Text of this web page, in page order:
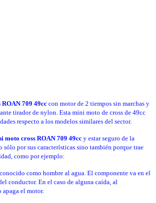
709 49cc con motor de 2 tiempos sin marchas y
tirador de nylon. Esta mini moto de cross de 49cc
respecto a los modelos similares del sector.
moto cross ROAN 709 49cc y estar seguro de la
por sus características sino también porque trae
como por ejemplo:
como hombre al agua. El componente va en el
conductor. En el caso de alguna caída, al
apaga el motor.